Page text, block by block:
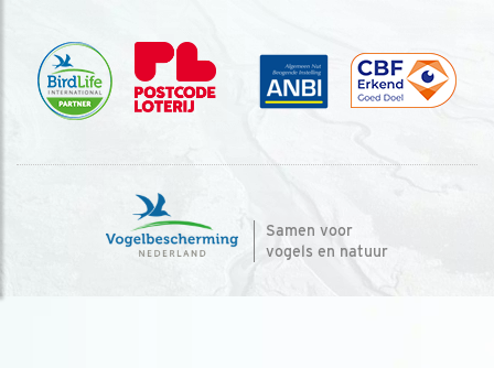
Samen voor
vogels en natuur